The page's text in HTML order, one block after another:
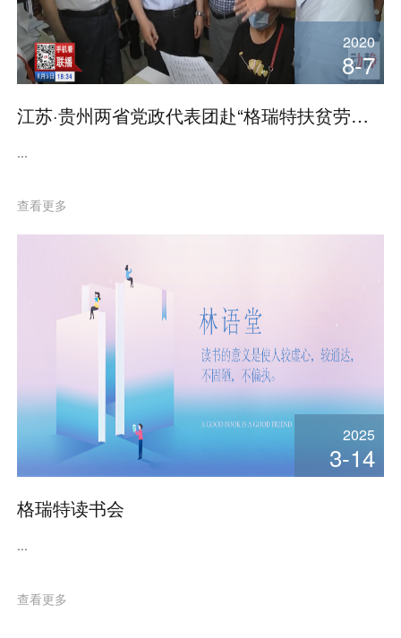
2020
8-7
江苏·贵州两省党政代表团赴“格瑞特扶贫劳务协作万山区工作站”视察工作
...
查看更多
2025
3-14
格瑞特读书会
...
查看更多